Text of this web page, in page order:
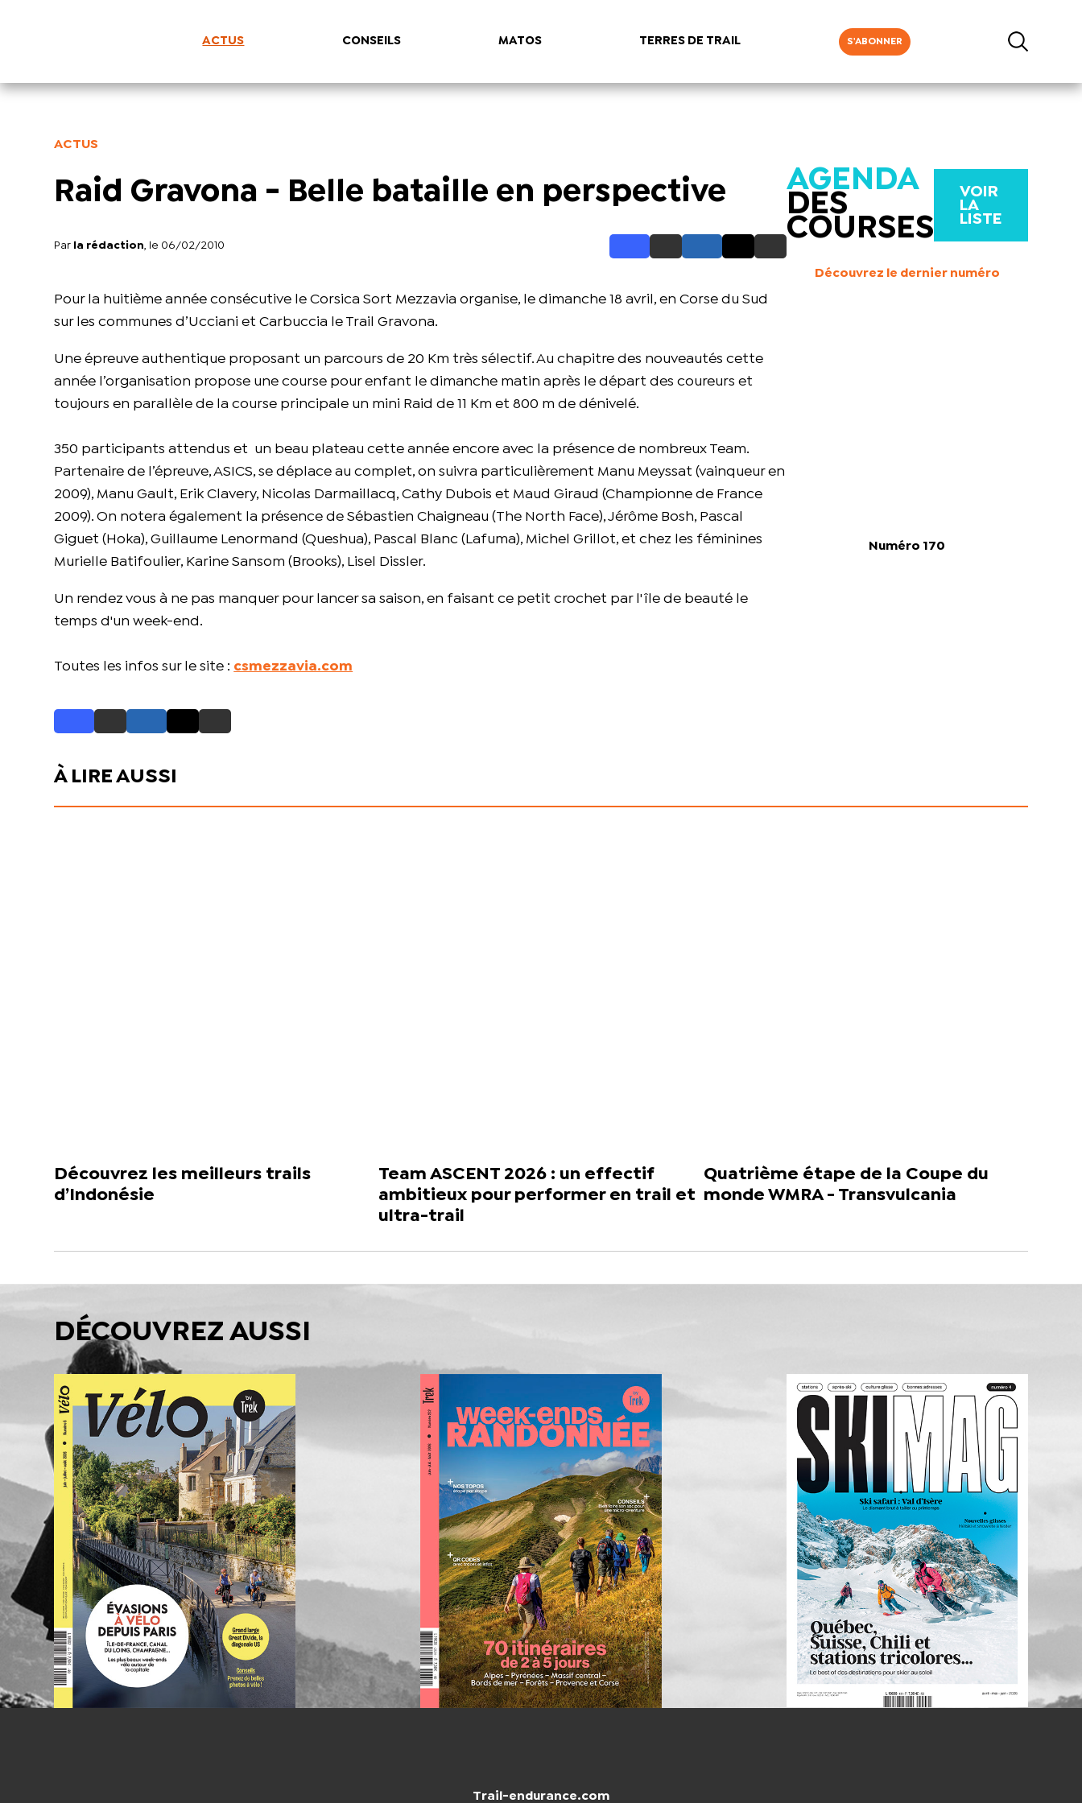
Trail-endurance.com
ACTUS CONSEILS MATOS TERRES DE TRAIL S'ABONNER
ACTUS
Raid Gravona - Belle bataille en perspective
Par la rédaction , le 06/02/2010
Pour la huitième année consécutive le Corsica Sort Mezzavia organise, le dimanche 18 avril, en Corse du Sud
sur les communes d’Ucciani et Carbuccia le Trail Gravona.
Une épreuve authentique proposant un parcours de 20 Km très sélectif. Au chapitre des nouveautés cette
année l’organisation propose une course pour enfant le dimanche matin après le départ des coureurs et
toujours en parallèle de la course principale un mini Raid de 11 Km et 800 m de dénivelé.
350 participants attendus et un beau plateau cette année encore avec la présence de nombreux Team.
Partenaire de l’épreuve, ASICS, se déplace au complet, on suivra particulièrement Manu Meyssat (vainqueur en
2009), Manu Gault, Erik Clavery, Nicolas Darmaillacq, Cathy Dubois et Maud Giraud (Championne de France
2009). On notera également la présence de Sébastien Chaigneau (The North Face), Jérôme Bosh, Pascal
Giguet (Hoka), Guillaume Lenormand (Queshua), Pascal Blanc (Lafuma), Michel Grillot, et chez les féminines
Murielle Batifoulier, Karine Sansom (Brooks), Lisel Dissler.
Un rendez vous à ne pas manquer pour lancer sa saison, en faisant ce petit crochet par l'île de beauté le
temps d'un week-end.
Toutes les infos sur le site : csmezzavia.com
AGENDA
DES
COURSES
VOIR
LA
LISTE
Découvrez le dernier numéro
Numéro 170
À LIRE AUSSI
Découvrez les meilleurs trails
d’Indonésie
Team ASCENT 2026 : un effectif
ambitieux pour performer en trail et
ultra-trail
Quatrième étape de la Coupe du
monde WMRA - Transvulcania
DÉCOUVREZ AUSSI